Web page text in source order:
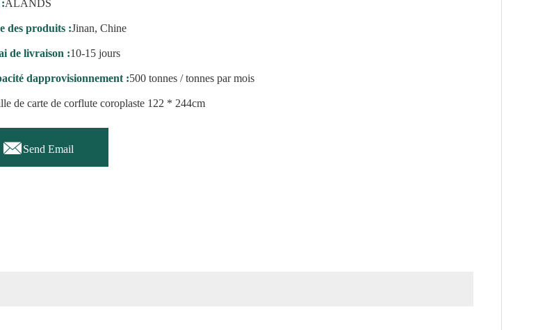
ALANDS
des produits :Jinan, Chine
de livraison :10-15 jours
dapprovisionnement :500 tonnes / tonnes par mois
de carte de corflute coroplaste 122 * 244cm
Send Email